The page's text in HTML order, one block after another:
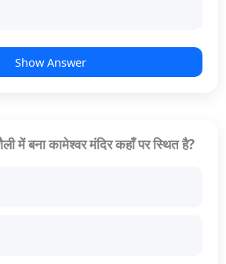
Show Answer
में बना कामेश्वर मंदिर कहाँ पर स्थित है?